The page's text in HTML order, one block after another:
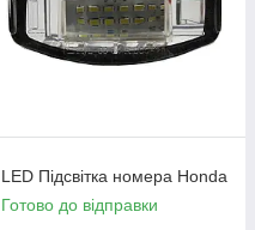
LED Підсвітка номера Honda
Готово до відправки